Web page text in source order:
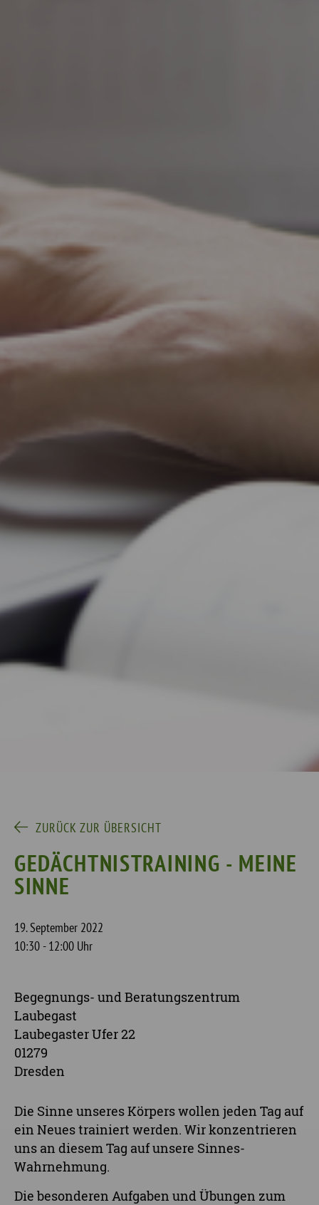
ZURÜCK ZUR ÜBERSICHT
GEDÄCHTNISTRAINING - MEINE
SINNE
19. September 2022
10:30 - 12:00 Uhr
Begegnungs- und Beratungszentrum
Laubegast
Laubegaster Ufer 22
01279
Dresden
Die Sinne unseres Körpers wollen jeden Tag auf
ein Neues trainiert werden. Wir konzentrieren
uns an diesem Tag auf unsere Sinnes-
Wahrnehmung.
Die besonderen Aufgaben und Übungen zum